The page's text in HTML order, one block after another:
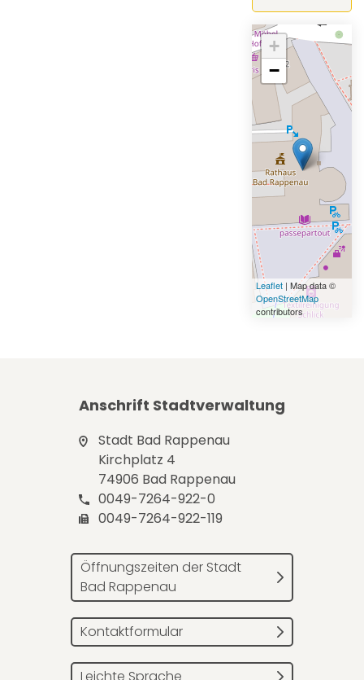
+
−
Leaflet| Map data ©
OpenStreetMap
contributors
Anschrift Stadtverwaltung
Stadt Bad Rappenau
Kirchplatz 4
74906 Bad Rappenau
0049-7264-922-0
0049-7264-922-119
Öffnungszeiten der Stadt
Bad Rappenau
Kontaktformular